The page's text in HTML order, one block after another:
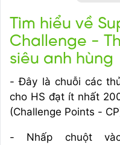
Tìm hiểu về
Challenge -
siêu anh hùng
- Đây là chuỗi các
cho HS đạt ít nhất
(Challenge Points -
- Nhấp chuột